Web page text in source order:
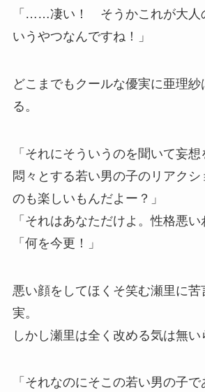
「……凄い！ そうかこれが大人
いうやつなんですね！」
どこまでもクールな優実に亜理
る。
「それにそういうのを聞いて妄
悶々とする若い男の子のリアクシ
のも楽しいもんだよー？」
「それはあなただけよ。性格悪い
「何を今更！」
悪い顔をしてほくそ笑む瀬里に苦
実。
しかし瀬里は全く改める気は無い
「それなのにそこの若い男の子